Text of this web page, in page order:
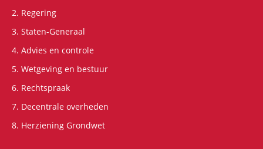
2. Regering
3. Staten-Generaal
4. Advies en controle
5. Wetgeving en bestuur
6. Rechtspraak
7. Decentrale overheden
8. Herziening Grondwet